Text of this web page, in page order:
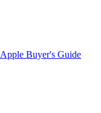
Apple Buyer's Guide